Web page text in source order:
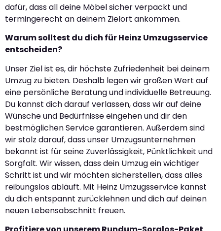
dafür, dass all deine Möbel sicher verpackt und
termingerecht an deinem Zielort ankommen.
Warum solltest du dich für Heinz Umzugsservice
entscheiden?
Unser Ziel ist es, dir höchste Zufriedenheit bei deinem
Umzug zu bieten. Deshalb legen wir großen Wert auf
eine persönliche Beratung und individuelle Betreuung.
Du kannst dich darauf verlassen, dass wir auf deine
Wünsche und Bedürfnisse eingehen und dir den
bestmöglichen Service garantieren. Außerdem sind
wir stolz darauf, dass unser Umzugsunternehmen
bekannt ist für seine Zuverlässigkeit, Pünktlichkeit und
Sorgfalt. Wir wissen, dass dein Umzug ein wichtiger
Schritt ist und wir möchten sicherstellen, dass alles
reibungslos abläuft. Mit Heinz Umzugsservice kannst
du dich entspannt zurücklehnen und dich auf deinen
neuen Lebensabschnitt freuen.